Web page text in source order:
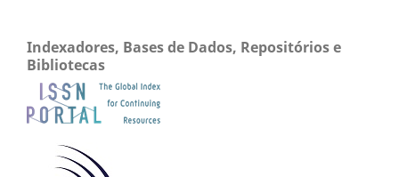
Indexadores, Bases de Dados, Repositórios e
Bibliotecas